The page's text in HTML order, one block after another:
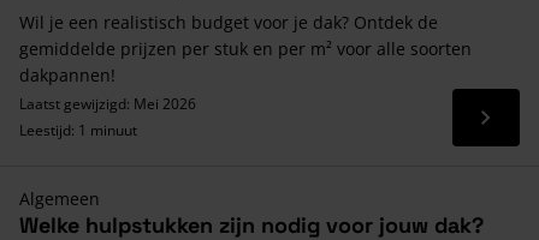
Wil je een realistisch budget voor je dak? Ontdek de
gemiddelde prijzen per stuk en per m² voor alle soorten
dakpannen!
Laatst gewijzigd: Mei 2026
Leestijd: 1 minuut
Lees
Algemeen
Welke hulpstukken zijn nodig voor jouw dak?